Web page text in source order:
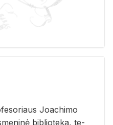
Jo­a­chi­mo
bi­b­lio­te­ka, te­